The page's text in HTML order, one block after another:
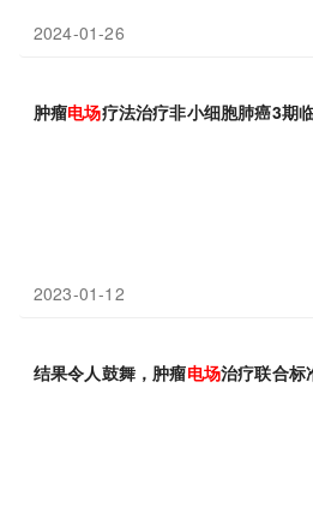
2024-01-26
肿瘤电场疗法治疗非小细胞肺癌3期
2023-01-12
结果令人鼓舞，肿瘤电场治疗联合标